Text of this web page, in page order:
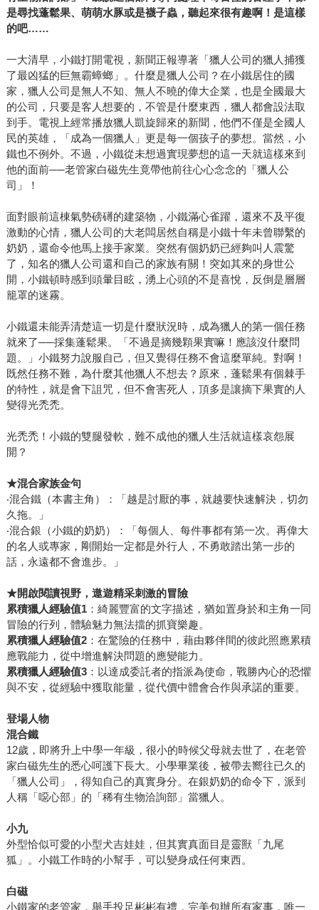
是尋找蓬鬆果、萌萌水豚或是襪子蟲，聽起來很有趣啊！是這樣
的吧……
一大清早，小鐵打開電視，新聞正報導著「獵人公司的獵人捕獲
了最凶猛的巨無霸蟑螂」。什麼是獵人公司？在小鐵居住的國
家，獵人公司是無人不知、無人不曉的偉大企業，也是全國最大
的公司，只要是客人想要的，不管是什麼東西，獵人都會設法取
到手。電視上經常播放獵人凱旋歸來的新聞，他們不僅是全國人
民的英雄，「成為一個獵人」更是每一個孩子的夢想。當然，小
鐵也不例外。不過，小鐵從未想過實現夢想的這一天就這樣來到
他的面前──老管家白磁先生竟帶他前往心心念念的「獵人公
司」！
面對眼前這棟氣勢磅礡的建築物，小鐵滿心雀躍，還來不及平復
激動的心情，獵人公司的大老闆居然自稱是小鐵十年未曾聯繫的
奶奶，還命令他馬上接手家業。突然有個奶奶已經夠叫人震驚
了，知名的獵人公司還和自己的家族有關！突如其來的身世公
開，小鐵頓時感到頭暈目眩，湧上心頭的不是喜悅，反倒是層層
籠罩的迷霧。
小鐵還未能弄清楚這一切是什麼狀況時，成為獵人的第一個任務
就來了──採集蓬鬆果。「不過是摘幾顆果實嘛！應該沒什麼問
題。」小鐵努力說服自己，但又覺得任務不會這麼單純。對啊！
既然任務不難，為什麼其他獵人不想去？原來，蓬鬆果有個棘手
的特性，就是會下詛咒，但不會害死人，頂多是讓摘下果實的人
變得光禿禿。
光禿禿！小鐵的雙腿發軟，難不成他的獵人生活就這樣哀怨展
開？
★混合家族金句
‧混合鐵（本書主角）：「越是討厭的事，就越要快速解決，切勿
久拖。」
‧混合銀（小鐵的奶奶）：「每個人、每件事都有第一次。再偉大
的名人或專家，剛開始一定都是外行人，不勇敢踏出第一步的
話，永遠都不會進步。」
★開啟閱讀視野，遨遊精采刺激的冒險
累積獵人經驗值1：綺麗豐富的文字描述，猶如置身於和主角一同
冒險的行列，體驗魅力無法擋的抓寶樂趣。
累積獵人經驗值2：在驚險的任務中，藉由夥伴間的彼此照應累積
應戰能力，從中增進解決問題的應變能力。
累積獵人經驗值3：以達成委託者的指派為使命，戰勝內心的恐懼
與不安，從經驗中獲取能量，從代價中體會合作與承諾的重要。
登場人物
混合鐵
12歲，即將升上中學一年級，很小的時候父母就去世了，在老管
家白磁先生的悉心呵護下長大。小學畢業後，被帶去嚮往已久的
「獵人公司」，得知自己的真實身分。在銀奶奶的命令下，派到
人稱「噁心部」的「稀有生物洽詢部」當獵人。
小九
外型恰似可愛的小型犬吉娃娃，但其實真面目是靈獸「九尾
狐」。小鐵工作時的小幫手，可以變身成任何東西。
白磁
小鐵家的老管家，舉手投足彬彬有禮，完美包辦所有家事，唯一